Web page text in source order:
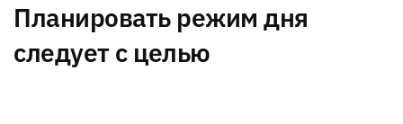
Планировать режим дня
следует с целью